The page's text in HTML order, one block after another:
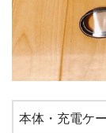
本体・充電ケ